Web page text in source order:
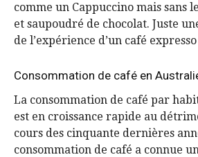
comme un Cappuccino mais sans
et saupoudré de chocolat. Juste
de l’expérience d’un café
Consommation de café en
La consommation de café par
est en croissance rapide au
cours des cinquante dernières
consommation de café a connue